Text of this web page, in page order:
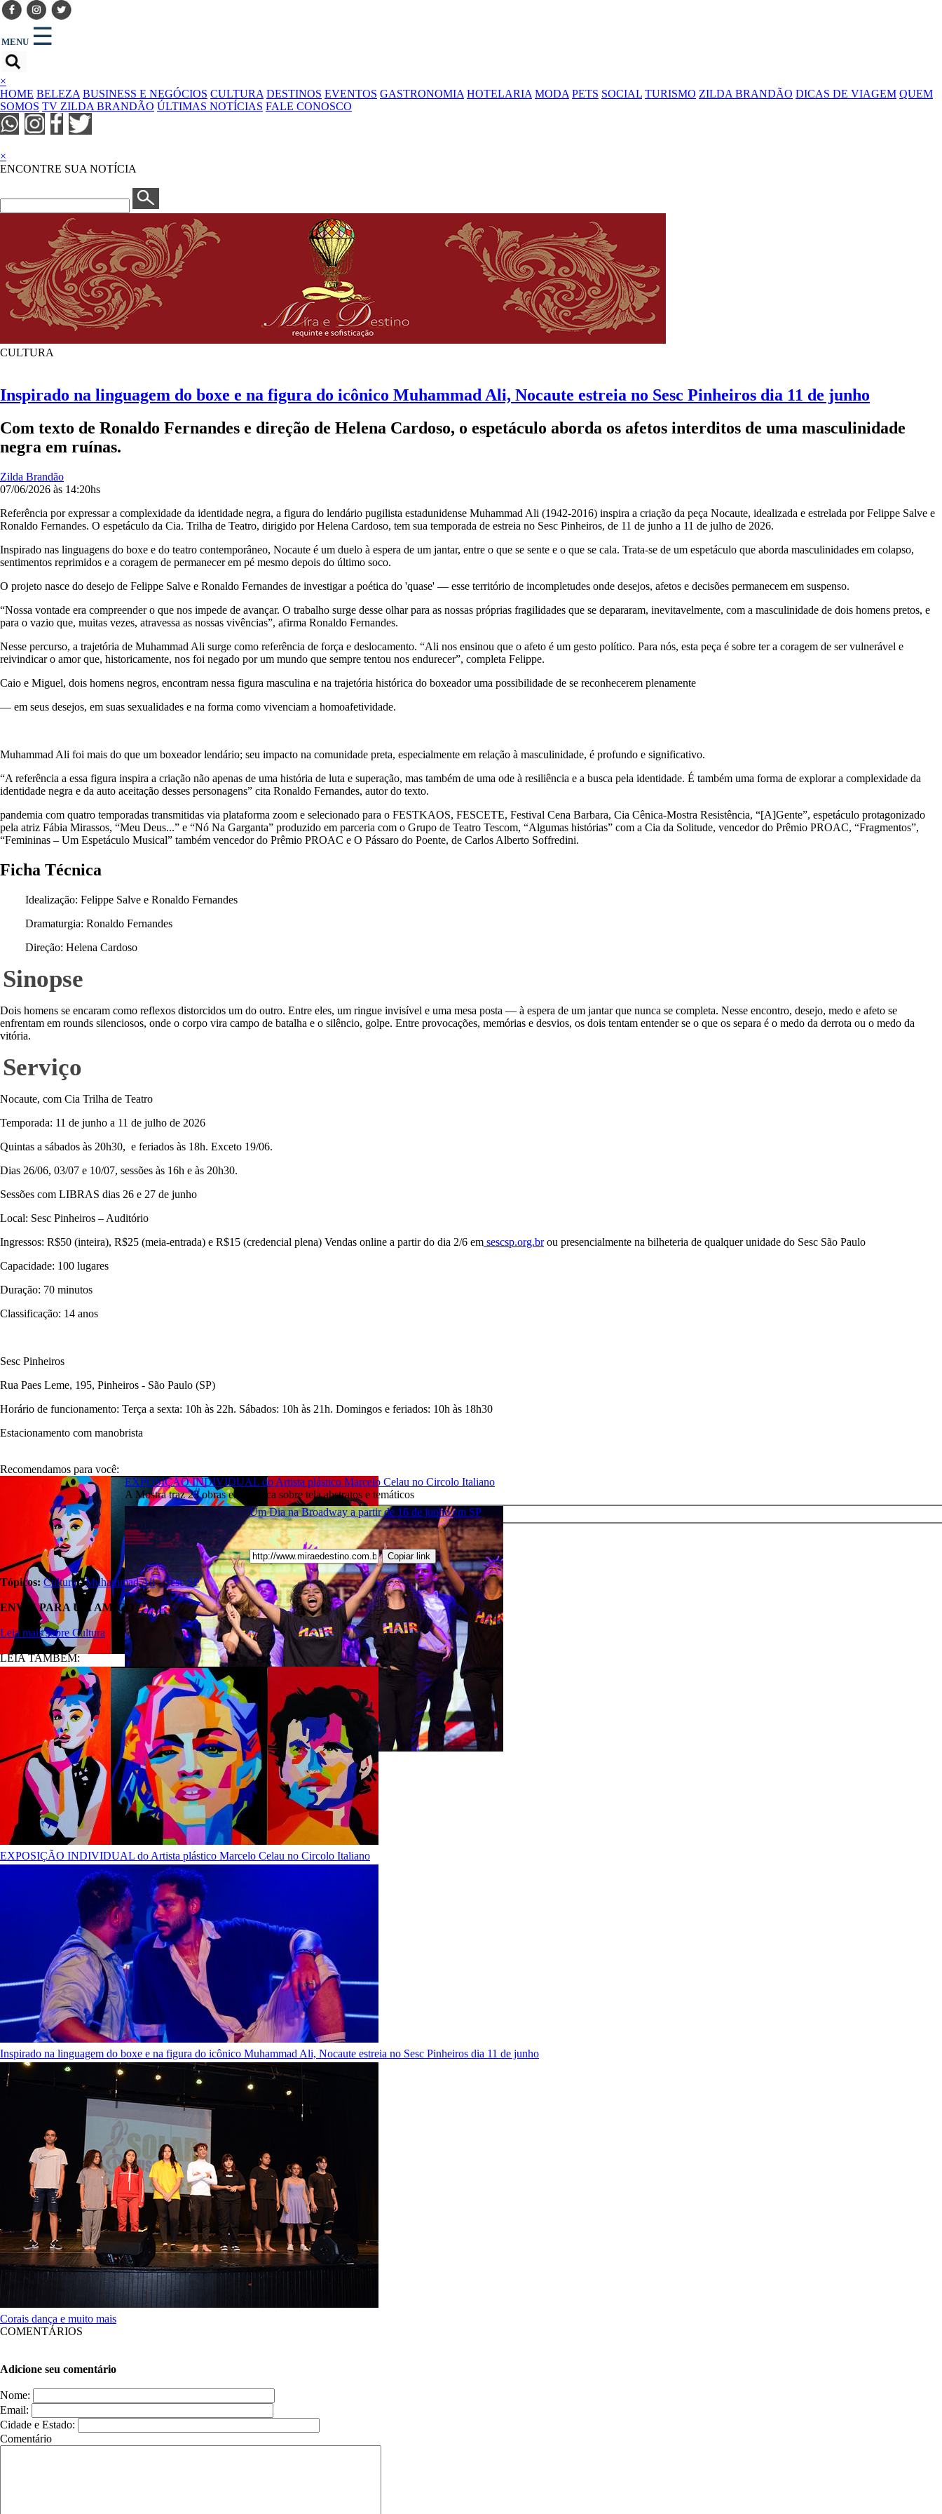
MENU ☰
×
HOME BELEZA BUSINESS E NEGÓCIOS CULTURA DESTINOS EVENTOS GASTRONOMIA HOTELARIA MODA PETS SOCIAL TURISMO ZILDA BRANDÃO DICAS DE VIAGEM QUEM
SOMOS TV ZILDA BRANDÃO ÚLTIMAS NOTÍCIAS FALE CONOSCO
×
ENCONTRE SUA NOTÍCIA
CULTURA
Inspirado na linguagem do boxe e na figura do icônico Muhammad Ali, Nocaute estreia no Sesc Pinheiros dia 11 de junho
Com texto de Ronaldo Fernandes e direção de Helena Cardoso, o espetáculo aborda os afetos interditos de uma masculinidade
negra em ruínas.
Zilda Brandão
07/06/2026 às 14:20hs
Referência por expressar a complexidade da identidade negra, a figura do lendário pugilista estadunidense Muhammad Ali (1942-2016) inspira a criação da peça Nocaute, idealizada e estrelada por Felippe Salve e
Ronaldo Fernandes. O espetáculo da Cia. Trilha de Teatro, dirigido por Helena Cardoso, tem sua temporada de estreia no Sesc Pinheiros, de 11 de junho a 11 de julho de 2026.
Inspirado nas linguagens do boxe e do teatro contemporâneo, Nocaute é um duelo à espera de um jantar, entre o que se sente e o que se cala. Trata-se de um espetáculo que aborda masculinidades em colapso,
sentimentos reprimidos e a coragem de permanecer em pé mesmo depois do último soco.
O projeto nasce do desejo de Felippe Salve e Ronaldo Fernandes de investigar a poética do 'quase' — esse território de incompletudes onde desejos, afetos e decisões permanecem em suspenso.
“Nossa vontade era compreender o que nos impede de avançar. O trabalho surge desse olhar para as nossas próprias fragilidades que se depararam, inevitavelmente, com a masculinidade de dois homens pretos, e
para o vazio que, muitas vezes, atravessa as nossas vivências”, afirma Ronaldo Fernandes.
Nesse percurso, a trajetória de Muhammad Ali surge como referência de força e deslocamento. “Ali nos ensinou que o afeto é um gesto político. Para nós, esta peça é sobre ter a coragem de ser vulnerável e
reivindicar o amor que, historicamente, nos foi negado por um mundo que sempre tentou nos endurecer”, completa Felippe.
Caio e Miguel, dois homens negros, encontram nessa figura masculina e na trajetória histórica do boxeador uma possibilidade de se reconhecerem plenamente
— em seus desejos, em suas sexualidades e na forma como vivenciam a homoafetividade.
Muhammad Ali foi mais do que um boxeador lendário; seu impacto na comunidade preta, especialmente em relação à masculinidade, é profundo e significativo.
“A referência a essa figura inspira a criação não apenas de uma história de luta e superação, mas também de uma ode à resiliência e a busca pela identidade. É também uma forma de explorar a complexidade da
identidade negra e da auto aceitação desses personagens” cita Ronaldo Fernandes, autor do texto.
pandemia com quatro temporadas transmitidas via plataforma zoom e selecionado para o FESTKAOS, FESCETE, Festival Cena Barbara, Cia Cênica-Mostra Resistência, “[A]Gente”, espetáculo protagonizado
pela atriz Fábia Mirassos, “Meu Deus...” e “Nó Na Garganta” produzido em parceria com o Grupo de Teatro Tescom, “Algumas histórias” com a Cia da Solitude, vencedor do Prêmio PROAC, “Fragmentos”,
“Femininas – Um Espetáculo Musical” também vencedor do Prêmio PROAC e O Pássaro do Poente, de Carlos Alberto Soffredini.
Ficha Técnica
Idealização: Felippe Salve e Ronaldo Fernandes
Dramaturgia: Ronaldo Fernandes
Direção: Helena Cardoso
Sinopse
Dois homens se encaram como reflexos distorcidos um do outro. Entre eles, um ringue invisível e uma mesa posta — à espera de um jantar que nunca se completa. Nesse encontro, desejo, medo e afeto se
enfrentam em rounds silenciosos, onde o corpo vira campo de batalha e o silêncio, golpe. Entre provocações, memórias e desvios, os dois tentam entender se o que os separa é o medo da derrota ou o medo da
vitória.
Serviço
Nocaute, com Cia Trilha de Teatro
Temporada: 11 de junho a 11 de julho de 2026
Quintas a sábados às 20h30, e feriados às 18h. Exceto 19/06.
Dias 26/06, 03/07 e 10/07, sessões às 16h e às 20h30.
Sessões com LIBRAS dias 26 e 27 de junho
Local: Sesc Pinheiros – Auditório
Ingressos: R$50 (inteira), R$25 (meia-entrada) e R$15 (credencial plena) Vendas online a partir do dia 2/6 em sescsp.org.brou presencialmente na bilheteria de qualquer unidade do Sesc São Paulo
Capacidade: 100 lugares
Duração: 70 minutos
Classificação: 14 anos
Sesc Pinheiros
Rua Paes Leme, 195, Pinheiros - São Paulo (SP)
Horário de funcionamento: Terça a sexta: 10h às 22h. Sábados: 10h às 21h. Domingos e feriados: 10h às 18h30
Estacionamento com manobrista
Recomendamos para você:
EXPOSIÇÃO INDIVIDUAL do Artista plástico Marcelo Celau no Circolo Italiano
A Mostra traz 23 obras em acrílica sobre tela abstratos e temáticos
Um Dia na Broadway a partir de 16 de junho em SP
Copiar link
Tópicos: Cultura-Muhammad Ali-Sesc SP
ENVIE PARA UM AMIGO
Leia mais sobre Cultura
LEIA TAMBÉM:
EXPOSIÇÃO INDIVIDUAL do Artista plástico Marcelo Celau no Circolo Italiano
Inspirado na linguagem do boxe e na figura do icônico Muhammad Ali, Nocaute estreia no Sesc Pinheiros dia 11 de junho
Corais dança e muito mais
COMENTÁRIOS
Adicione seu comentário
Nome:
Email:
Cidade e Estado:
Comentário